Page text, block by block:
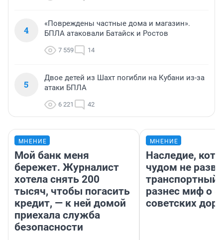
4
«Повреждены частные дома и магазин».
БПЛА атаковали Батайск и Ростов
7 559 14
5
Двое детей из Шахт погибли на Кубани из-за
атаки БПЛА
6 221 42
МНЕНИЕ
Мой банк меня
бережет. Журналист
хотела снять 200
тысяч, чтобы погасить
кредит, — к ней домой
приехала служба
безопасности
МНЕНИЕ
Наследие,
чудом не
транспортный
разнес миф о
советских